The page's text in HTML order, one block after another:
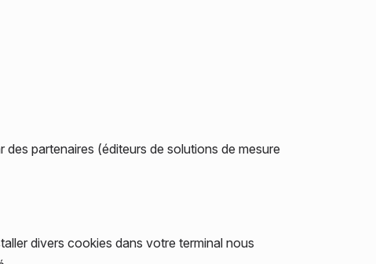
partenaires (éditeurs de solutions de mesure
divers cookies dans votre terminal nous